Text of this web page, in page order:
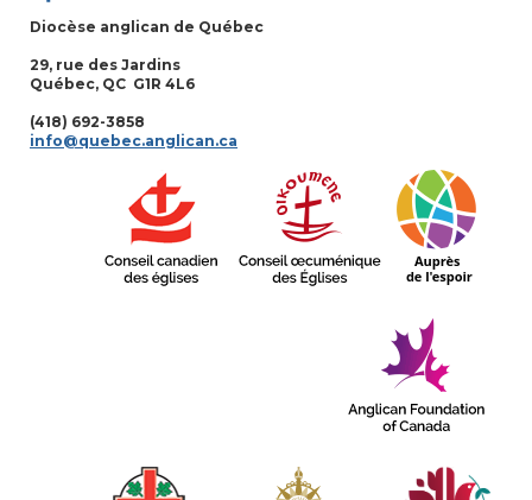
Diocèse anglican de Québec
29, rue des Jardins
Québec, QC G1R 4L6
(418) 692-3858
info@quebec.anglican.ca